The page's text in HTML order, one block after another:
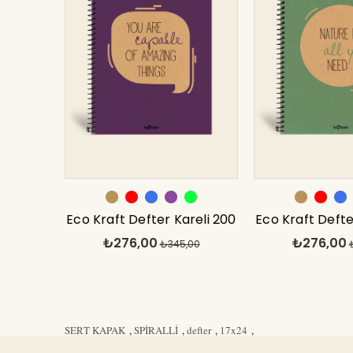
Eco Kraft Defter Kareli 200
syf Mor 17x24 cm
₺276,00 ₺345,00
Eco Kraft
syf Yeşil
₺276,00
SERT KAPAK , SPİRALLİ , defter , 17x24 ,